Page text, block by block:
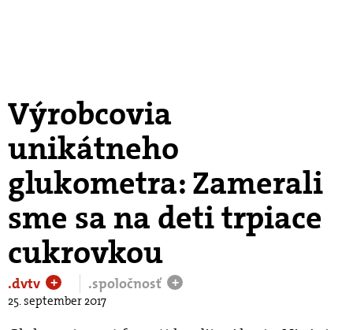
Výrobcovia
unikátneho
glukometra: Zamerali
sme sa na deti trpiace
cukrovkou
.dvtv + .spoločnosť +
25. september 2017